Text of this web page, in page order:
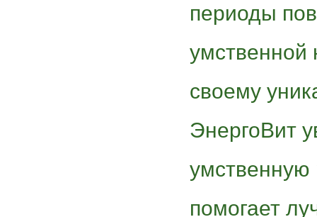
периоды
умственной
своему
ЭнергоВит
умственную
помогает